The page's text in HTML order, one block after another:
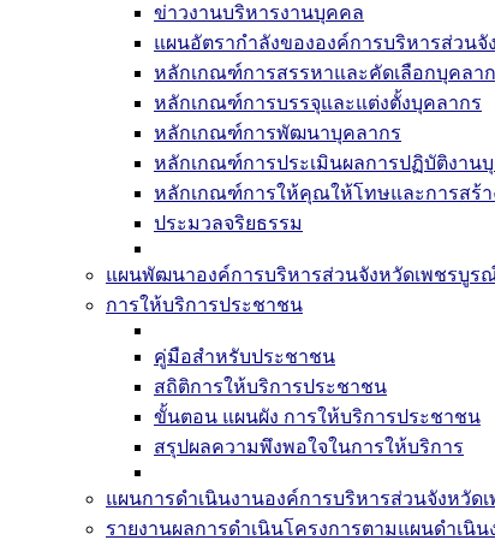
ข่าวงานบริหารงานบุคคล
แผนอัตรากำลังขององค์การบริหารส่วนจั
หลักเกณฑ์การสรรหาและคัดเลือกบุคลา
หลักเกณฑ์การบรรจุและแต่งตั้งบุคลากร
หลักเกณฑ์การพัฒนาบุคลากร
หลักเกณฑ์การประเมินผลการปฏิบัติงาน
หลักเกณฑ์การให้คุณให้โทษและการสร้า
ประมวลจริยธรรม
แผนพัฒนาองค์การบริหารส่วนจังหวัดเพชรบูร
การให้บริการประชาชน
คู่มือสำหรับประชาชน
สถิติการให้บริการประชาชน
ขั้นตอน แผนผัง การให้บริการประชาชน
สรุปผลความพึงพอใจในการให้บริการ
แผนการดำเนินงานองค์การบริหารส่วนจังหวัด
รายงานผลการดำเนินโครงการตามแผนดำเนิ